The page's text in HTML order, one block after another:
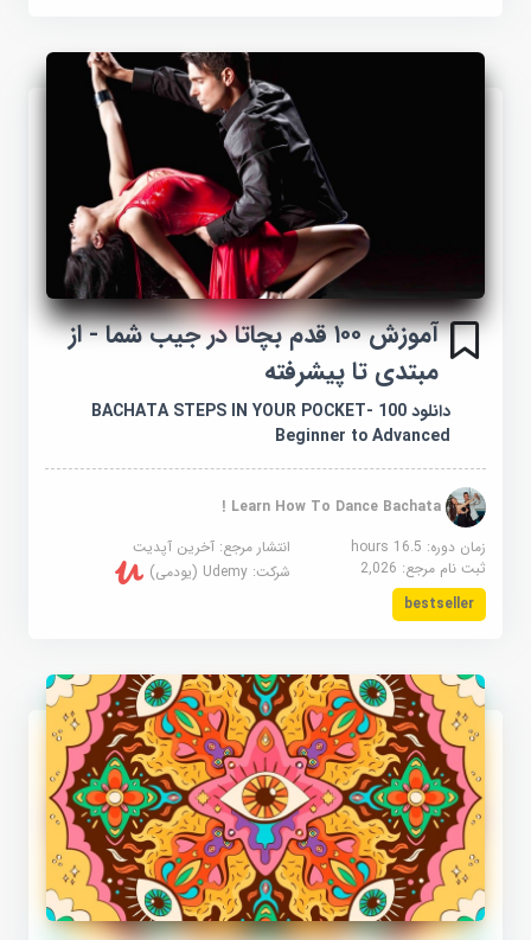
آموزش ۱۰۰ قدم بچاتا در جیب شما - از
مبتدی تا پیشرفته
دانلود 100 BACHATA STEPS IN YOUR POCKET-
Beginner to Advanced
Learn How To Dance Bachata !
زمان دوره: 16.5 hours
انتشار مرجع:آخرین آپدیت
ثبت نام مرجع:2,026 شرکت:Udemy (یودمی)
bestseller